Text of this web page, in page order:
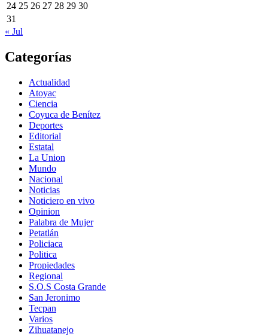
24 25 26 27 28 29 30
31
« Jul
Categorías
Actualidad
Atoyac
Ciencia
Coyuca de Benítez
Deportes
Editorial
Estatal
La Union
Mundo
Nacional
Noticias
Noticiero en vivo
Opinion
Palabra de Mujer
Petatlán
Policiaca
Politica
Propiedades
Regional
S.O.S Costa Grande
San Jeronimo
Tecpan
Varios
Zihuatanejo